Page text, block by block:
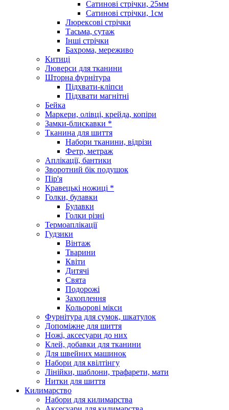
Сатинові стрічки, 25мм
Сатинові стрічки, 1см
Люрексові стрічки
Тасьма, сутаж
Інші стрічки
Бахрома, мереживо
Китиці
Люверси для тканини
Шторна фурнітура
Підхвати-кліпси
Підхвати магнітні
Бейка
Маркери, олівці, крейда, копіри
Замки-блискавки *
Тканина для шиття
Набори тканини, відрізи
Фетр, метраж
Аплікації, бантики
Зворотний бік подушок
Пір'я
Кравецькі ножиці *
Голки, булавки
Булавки
Голки різні
Термоаплікації
Гудзики
Вінтаж
Тварини
Квіти
Дитячі
Свята
Подорожі
Захоплення
Кольорові мікси
Фурнітура для сумок, шкатулок
Допоміжне для шиття
Ножі, аксесуари до них
Клей, добавки для тканини
Для швейних машинок
Набори для квілтінгу
Лінійки, шаблони, трафарети, мати
Нитки для шиття
Килимарство
Набори для килимарства